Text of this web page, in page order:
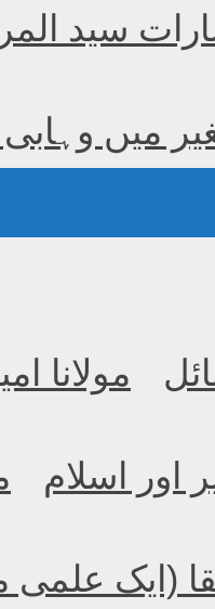
سید
میں
مولانا
اور اسلام
(ایک علمی